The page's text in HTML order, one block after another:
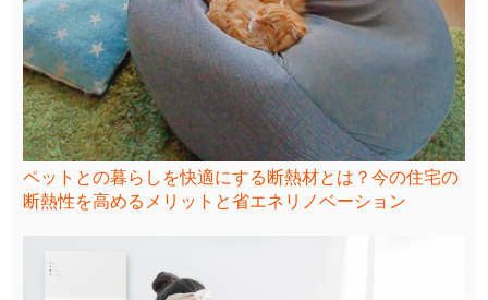
ペットとの暮らしを快適にする断熱材とは？今の住宅の
断熱性を高めるメリットと省エネリノベーション